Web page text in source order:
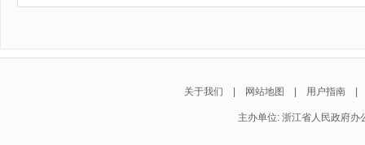
关于我们 网站地图 用户指南
主办单位: 浙江省人民政府办